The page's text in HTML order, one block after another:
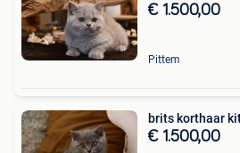
€ 1.500,00
Pittem
brits korthaar
€ 1.500,00